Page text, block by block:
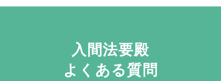
入間法要殿
よくある質問